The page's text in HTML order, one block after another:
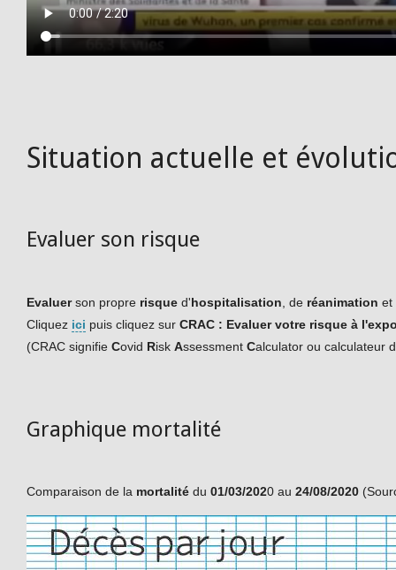
Situation actuelle et
Evaluer son risque
Evaluerson propre risque d'hospitalisation , de réanimation
Cliquez ici puis cliquez sur CRAC : Evaluer votre risque à
(CRAC signifie Covid Risk Assessment Calculator ou calculateur
Graphique mortalité
Comparaison de la mortalité du 01/03/2020 au 24/08/2020